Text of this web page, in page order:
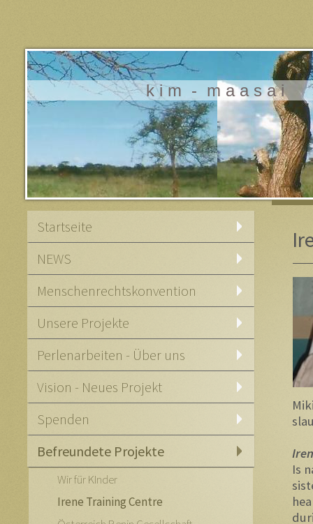
k i m - m a a s a i
Startseite
NEWS
Menschenrechtskonvention
Unsere Projekte
Perlenarbeiten - Über uns
Vision - Neues Projekt
Spenden
Befreundete Projekte
Wir für KInder
Irene Training Centre
Is